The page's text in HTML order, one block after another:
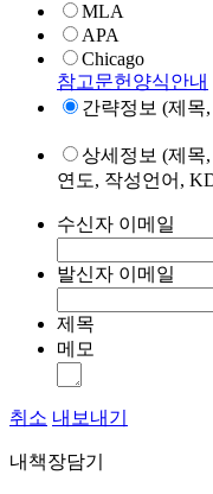
MLA
APA
Chicago
참고문헌양식안내
간략정보 (제목
상세정보 (제목
연도, 작성언어,
수신자 이메일
발신자 이메일
제목
메모
취소 내보내기
내책장담기